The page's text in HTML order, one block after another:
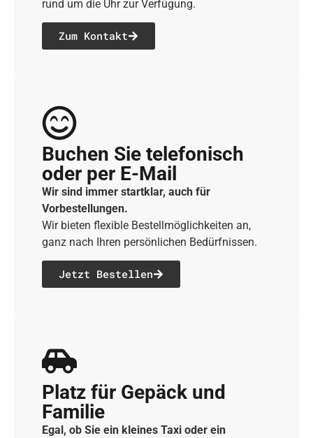
rund um die Uhr zur Verfügung.
Zum Kontakt
Buchen Sie telefonisch
oder per E-Mail
Wir sind immer startklar, auch für
Vorbestellungen.
Wir bieten flexible Bestellmöglichkeiten an,
ganz nach Ihren persönlichen Bedürfnissen.
Jetzt Bestellen
Platz für Gepäck und
Familie
Egal, ob Sie ein kleines Taxi oder ein